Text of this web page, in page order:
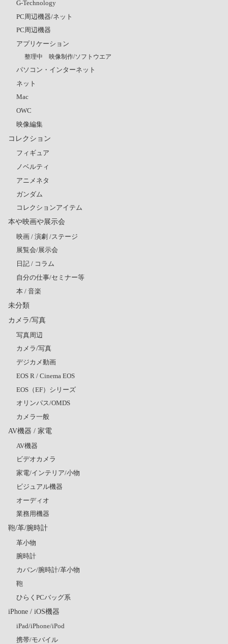
G-Technology
PC周辺機器/ネット
PC周辺機器
アプリケーション
整理中 映像制作/ソフトウエア
パソコン・インターネット
ネット
Mac
OWC
映像編集
コレクション
フィギュア
ノベルティ
アニメネタ
ガンダム
コレクションアイテム
本や映画や展示会
映画 / 演劇 /ステージ
展覧会/展示会
日記 / コラム
自分の仕事/セミナー等
本 / 音楽
未分類
カメラ/写真
写真周辺
カメラ/写真
デジカメ動画
EOS R / Cinema EOS
EOS（EF）シリーズ
オリンパス/OMDS
カメラ一般
AV機器 / 家電
AV機器
ビデオカメラ
家電/インテリア/小物
ビジュアル機器
オーディオ
業務用機器
鞄/革/腕時計
革小物
腕時計
カバン/腕時計/革小物
鞄
ひらくPCバッグ系
iPhone / iOS機器
iPad/iPhone/iPod
携帯/モバイル